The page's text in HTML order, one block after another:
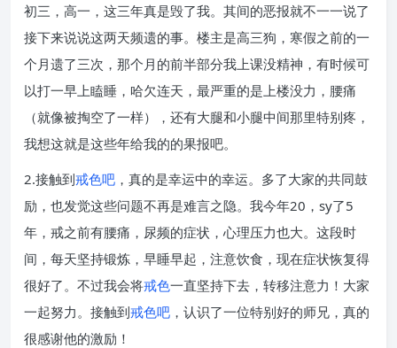
初三，高一，这三年真是毁了我。其间的恶报就不一一说了
接下来说说这两天频遗的事。楼主是高三狗，寒假之前的一
个月遗了三次，那个月的前半部分我上课没精神，有时候可
以打一早上瞌睡，哈欠连天，最严重的是上楼没力，腰痛
（就像被掏空了一样），还有大腿和小腿中间那里特别疼，
我想这就是这些年给我的的果报吧。
2.接触到戒色吧 ，真的是幸运中的幸运。多了大家的共同鼓
励，也发觉这些问题不再是难言之隐。我今年20，sy了5
年，戒之前有腰痛，尿频的症状，心理压力也大。这段时
间，每天坚持锻炼，早睡早起，注意饮食，现在症状恢复得
很好了。不过我会将戒色一直坚持下去，转移注意力！大家
一起努力。接触到戒色吧 ，认识了一位特别好的师兄，真的
很感谢他的激励！